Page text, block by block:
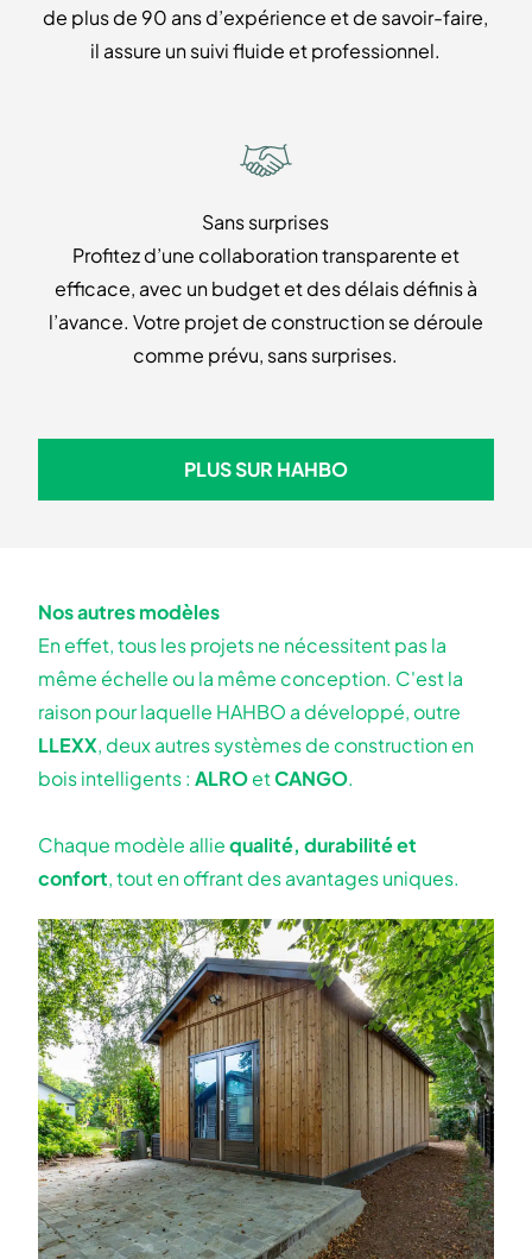
de plus de 90 ans d’expérience et de savoir-faire,
il assure un suivi fluide et professionnel.
Sans surprises
Profitez d’une collaboration transparente et
efficace, avec un budget et des délais définis à
l’avance. Votre projet de construction se déroule
comme prévu, sans surprises.
PLUS SUR HAHBO
PLUS SUR HAHBO
Nos autres modèles
En effet, tous les projets ne nécessitent pas la
même échelle ou la même conception. C'est la
raison pour laquelle HAHBO a développé, outre
LLEXX, deux autres systèmes de construction en
bois intelligents : ALROetCANGO.
Chaque modèle alliequalité, durabilité et
confort, tout en offrant des avantages uniques.